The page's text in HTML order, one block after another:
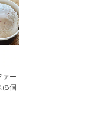
ァー
(8個